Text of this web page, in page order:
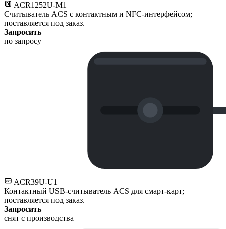
ACR1252U-M1
Считыватель ACS с контактным и NFC-интерфейсом;
поставляется под заказ.
Запросить
по запросу
ACR39U-U1
Контактный USB-считыватель ACS для смарт-карт;
поставляется под заказ.
Запросить
снят с производства